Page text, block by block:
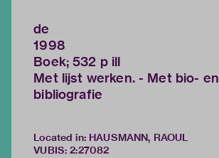
de
1998
Boek; 532 p ill
Met lijst werken. - Met bio- en
bibliografie
Located in: HAUSMANN, RAOUL
VUBIS: 2:27082